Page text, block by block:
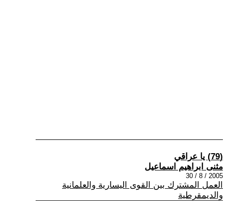
(79) يا عراقي
مثنى ابراهيم اسماعيل
2005 / 8 / 30
العمل المشترك بين القوى اليسارية والعلمانية
والديمقرطية